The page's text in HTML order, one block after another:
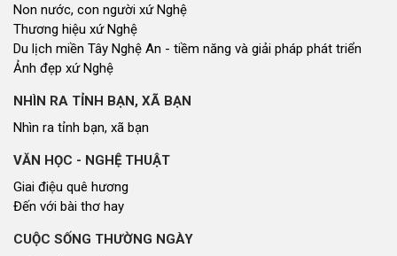
Non nước, con người xứ Nghệ
Thương hiệu xứ Nghệ
Du lịch miền Tây Nghệ An - tiềm năng và giải pháp phát triển
Ảnh đẹp xứ Nghệ
NHÌN RA TỈNH BẠN, XÃ BẠN
Nhìn ra tỉnh bạn, xã bạn
VĂN HỌC - NGHỆ THUẬT
Giai điệu quê hương
Đến với bài thơ hay
CUỘC SỐNG THƯỜNG NGÀY